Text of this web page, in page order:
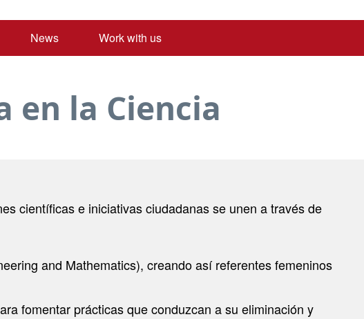
News Work with us
en la Ciencia
científicas e iniciativas ciudadanas se unen a través de
and Mathematics), creando así referentes femeninos
fomentar prácticas que conduzcan a su eliminación y